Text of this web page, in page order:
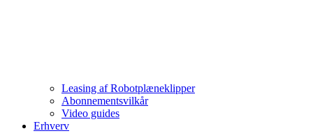
Leasing af Robotplæneklipper
Abonnementsvilkår
Video guides
Erhverv